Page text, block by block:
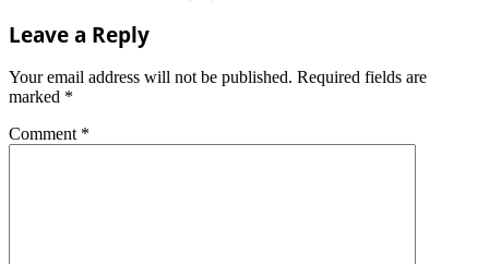
Leave a Reply
Your email address will not be published. Required fields are
marked *
Comment *